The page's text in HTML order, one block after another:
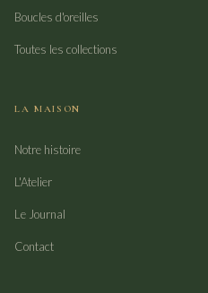
Boucles d'oreilles
Toutes les collections
LA MAISON
Notre histoire
L'Atelier
Le Journal
Contact